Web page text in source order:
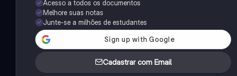
Acesso a todos os documentos
Melhore suas notas
Junte-se a milhões de estudantes
Cadastrar com Email